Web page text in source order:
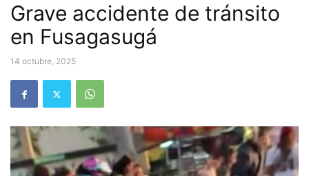
Grave accidente de tránsito
en Fusagasugá
14 octubre, 2025